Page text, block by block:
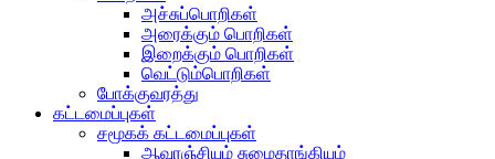
அச்சுப்பொறிகள்
அரைக்கும் பொறிகள்
இறைக்கும் பொறிகள்
வெட்டும்பொறிகள்
போக்குவரத்து
கட்டமைப்புகள்
சமூகக் கட்டமைப்புகள்
ஆவுரஞ்சியும் சுமைதாங்கியும்